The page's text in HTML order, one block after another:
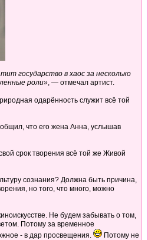
государство в хаос за несколько
роли», — отмечал артист.
одарённость служит всё той
что его жена Анна, услышав
срок творения всё той же Живой
сознания? Должна быть причина,
но того, что много, можно
Не будем забывать о том,
Потому за временное
- в дар просвещения.
Потому не